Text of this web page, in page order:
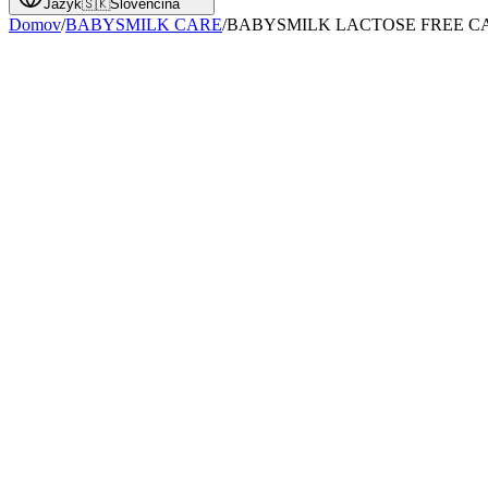
Jazyk🇸🇰Slovenčina
Domov/BABYSMILK CARE/BABYSMILK LACTOSE FREE